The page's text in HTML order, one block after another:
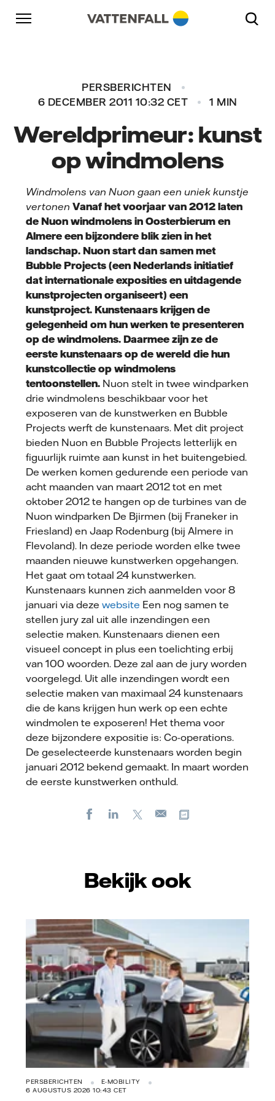
Naar content
Naar hoofdnavigatie
Ga naar footer
PERSBERICHTEN
6 DECEMBER 2011 10:32 CET
1 MIN
Wereldprimeur: kunst
op windmolens
Windmolens van Nuon gaan een uniek kunstje
vertonen Vanaf het voorjaar van 2012 laten
de Nuon windmolens in Oosterbierum en
Almere een bijzondere blik zien in het
landschap. Nuon start dan samen met
Bubble Projects (een Nederlands initiatief
dat internationale exposities en uitdagende
kunstprojecten organiseert) een
kunstproject. Kunstenaars krijgen de
gelegenheid om hun werken te presenteren
op de windmolens. Daarmee zijn ze de
eerste kunstenaars op de wereld die hun
kunstcollectie op windmolens
tentoonstellen. Nuon stelt in twee windparken
drie windmolens beschikbaar voor het
exposeren van de kunstwerken en Bubble
Projects werft de kunstenaars. Met dit project
bieden Nuon en Bubble Projects letterlijk en
figuurlijk ruimte aan kunst in het buitengebied.
De werken komen gedurende een periode van
acht maanden van maart 2012 tot en met
oktober 2012 te hangen op de turbines van de
Nuon windparken De Bjirmen (bij Franeker in
Friesland) en Jaap Rodenburg (bij Almere in
Flevoland). In deze periode worden elke twee
maanden nieuwe kunstwerken opgehangen.
Het gaat om totaal 24 kunstwerken.
Kunstenaars kunnen zich aanmelden voor 8
januari via deze website Een nog samen te
stellen jury zal uit alle inzendingen een
selectie maken. Kunstenaars dienen een
visueel concept in plus een toelichting erbij
van 100 woorden. Deze zal aan de jury worden
voorgelegd. Uit alle inzendingen wordt een
selectie maken van maximaal 24 kunstenaars
die de kans krijgen hun werk op een echte
windmolen te exposeren! Het thema voor
deze bijzondere expositie is: Co-operations.
De geselecteerde kunstenaars worden begin
januari 2012 bekend gemaakt. In maart worden
de eerste kunstwerken onthuld.
FacebookLinkedIn
E-
Bekijk ook
Vattenfall/Jeanette Hägglund
PERSBERICHTEN
E-MOBILITY
6 AUGUSTUS 2026 10:43 CET
Naar hoofdnavigatie